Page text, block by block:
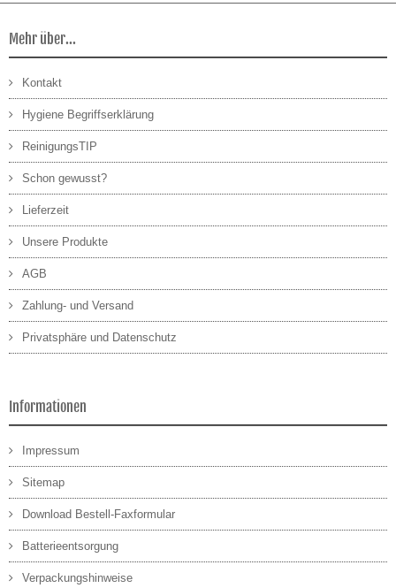
Mehr über...
Kontakt
Hygiene Begriffserklärung
ReinigungsTIP
Schon gewusst?
Lieferzeit
Unsere Produkte
AGB
Zahlung- und Versand
Privatsphäre und Datenschutz
Informationen
Impressum
Sitemap
Download Bestell-Faxformular
Batterieentsorgung
Verpackungshinweise